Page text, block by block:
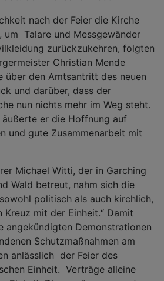
nach der Feier die Kirche
um Talare und Messgewänder
zurückzukehren, folgten
Christian Mende
über den Amtsantritt des neuen
und darüber, dass der
nun nichts mehr im Weg steht.
er die Hoffnung auf
und gute Zusammenarbeit mit
Michael Witti, der in Garching
Wald betreut, nahm sich die
politisch als auch kirchlich,
Kreuz mit der Einheit.“ Damit
angekündigten Demonstrationen
Schutzmaßnahmen am
anlässlich der Feier des
Einheit. Verträge alleine